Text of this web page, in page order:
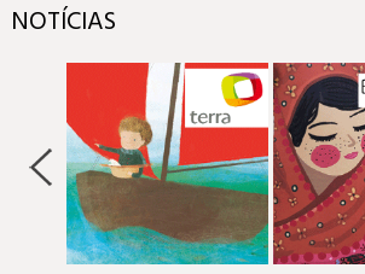
NOTÍCIAS